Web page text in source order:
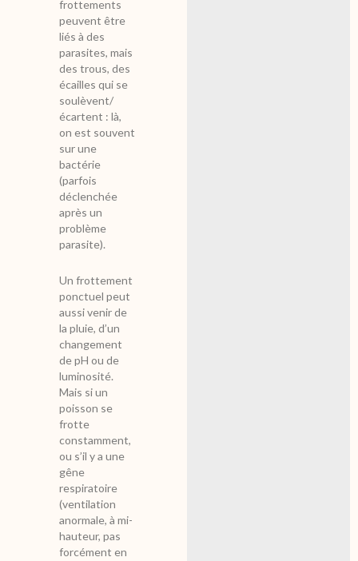
frottements
peuvent être
liés à des
parasites, mais
des trous, des
écailles qui se
soulèvent/
écartent : là,
on est souvent
sur une
bactérie
(parfois
déclenchée
après un
problème
parasite).
Un frottement
ponctuel peut
aussi venir de
la pluie, d’un
changement
de pH ou de
luminosité.
Mais si un
poisson se
frotte
constamment,
ou s’il y a une
gêne
respiratoire
(ventilation
anormale, à mi-
hauteur, pas
forcément en